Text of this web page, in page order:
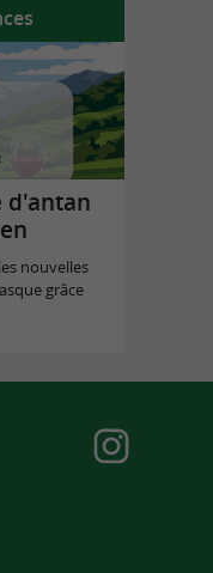
d'antan
nouvelles
grâce